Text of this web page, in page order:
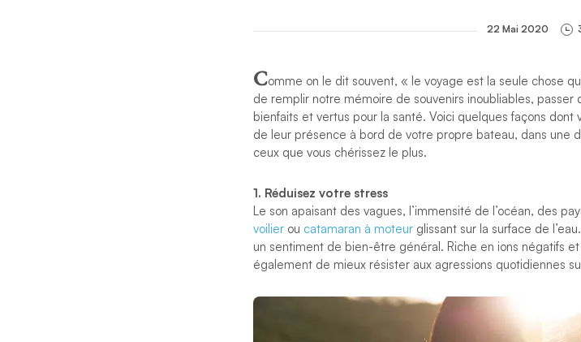
22 Mai 2020
Comme on le dit souvent, « le voyage est la seule chose
de remplir notre mémoire de souvenirs inoubliables, passer
bienfaits et vertus pour la santé. Voici quelques façons dont
de leur présence à bord de votre propre bateau, dans une
ceux que vous chérissez le plus.
1. Réduisez votre stress
Le son apaisant des vagues, l’immensité de l’océan, des
voilier ou catamaran à moteur glissant sur la surface de
un sentiment de bien-être général. Riche en ions négatifs
également de mieux résister aux agressions quotidiennes